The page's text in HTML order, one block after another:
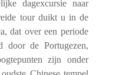
dagexcursie naar
tour duikt u in de
dat over een periode
door de Portugezen,
zijn onder